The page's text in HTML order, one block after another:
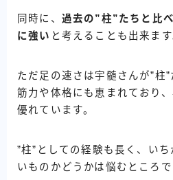
同時に、 過去の”柱”たちと比
に強い と考えることも出来ます
ただ足の速さは宇髄さんが”柱”
筋力や体格にも恵まれており
優れています。
”柱”としての経験も長く、い
いものかどうかは悩むところで